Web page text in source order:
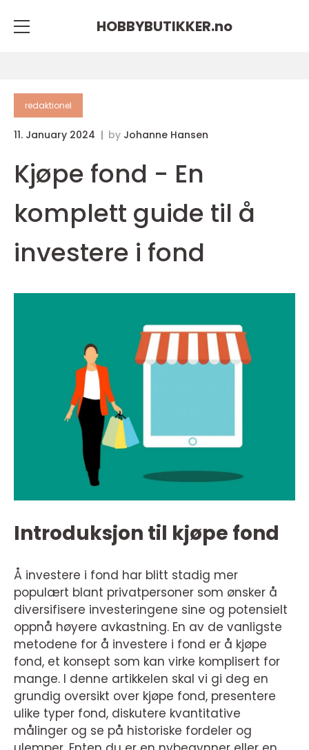
HOBBYBUTIKKER.no
redaktionel
11. January 2024 by Johanne Hansen
Kjøpe fond - En
komplett guide til å
investere i fond
Introduksjon til kjøpe fond
Å investere i fond har blitt stadig mer
populært blant privatpersoner som ønsker å
diversifisere investeringene sine og potensielt
oppnå høyere avkastning. En av de vanligste
metodene for å investere i fond er å kjøpe
fond, et konsept som kan virke komplisert for
mange. I denne artikkelen skal vi gi deg en
grundig oversikt over kjøpe fond, presentere
ulike typer fond, diskutere kvantitative
målinger og se på historiske fordeler og